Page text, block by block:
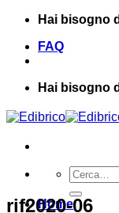
Salta
contenuti
Hai bisogno
FAQ
Hai bisogno
Cerca:
Home
rif2020-06